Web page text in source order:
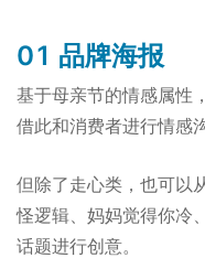
01 品牌海报
基于母亲节的情感属性
借此和消费者进行情感
但除了走心类，也可以
怪逻辑、妈妈觉得你冷
话题进行创意。